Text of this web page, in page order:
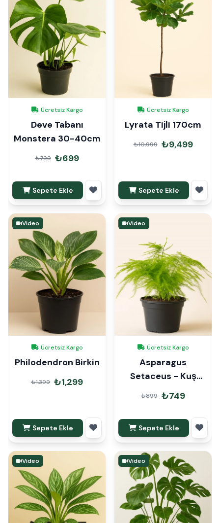
Ücretsiz Kargo
Deve Tabanı
Monstera 30-40cm
₺799 ₺699
Sepete Ekle
Ücretsiz Kargo
Lyrata Tijli 170cm
₺10,999 ₺9,499
Sepete Ekle
Video
Ücretsiz Kargo
Philodendron Birkin
₺1,399 ₺1,299
Sepete Ekle
Video
Ücretsiz Kargo
Asparagus
Setaceus - Kuş
Konmaz
₺899 ₺749
Sepete Ekle
Video Video